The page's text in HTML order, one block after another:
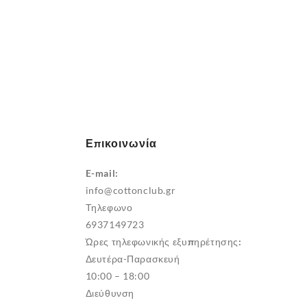
Επικοινωνία
E-mail:
info@cottonclub.gr
Τηλεφωνο
6937149723
Ώρες τηλεφωνικής εξυπηρέτησης:
Δευτέρα-Παρασκευή
10:00 – 18:00
Διεύθυνση